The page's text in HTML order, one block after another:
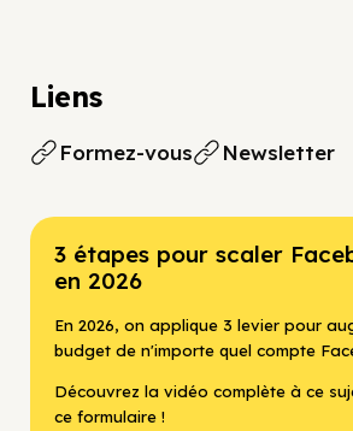
Liens
Formez-vous Newsletter
3 étapes pour scaler
en 2026
En 2026, on applique 3 levier pour
budget de n'importe quel compte
Découvrez la vidéo complète à ce
ce formulaire !